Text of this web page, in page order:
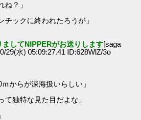
ね？」
チックに終われたろうが」
ましてNIPPERがお送りします[saga
29(水) 05:09:27.41 ID:628WlZ/3o
からが深海扱いらしい」
独特な見た目だよな」